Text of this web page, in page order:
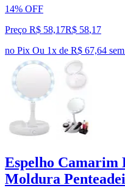
14% OFF
Preço R$ 58,17R$ 58,17
no Pix Ou 1x de R$ 67,64
Espelho Camarim
Moldura